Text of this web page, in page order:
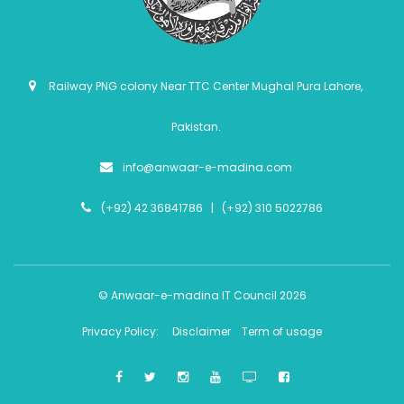
Railway PNG colony Near TTC Center Mughal Pura Lahore,
Pakistan.
info@anwaar-e-madina.com
(+92) 42 36841786 | (+92) 310 5022786
© Anwaar-e-madina IT Council 2026
Privacy Policy: Disclaimer Term of usage